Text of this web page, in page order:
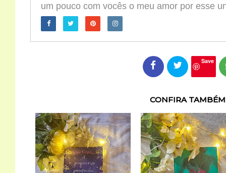
um pouco com vocês o meu amor por esse
Save
CONFIRA